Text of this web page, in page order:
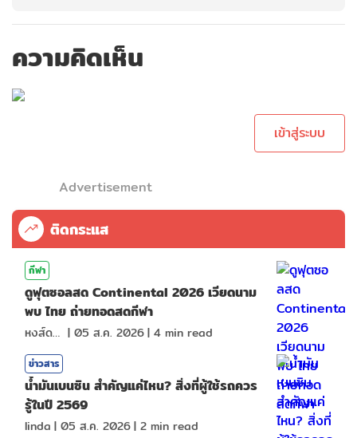
ความคิดเห็น
เข้าสู่ระบบ
Advertisement
ติดกระแส
กีฬา
ดูฟุตซอลสด Continental 2026 เวียดนาม
พบ ไทย ถ่ายทอดสดกีฬา
หงส์ดรุณ | 05 ส.ค. 2026| 4 min read
ข่าวสาร
น้ำมันเบนซิน สำคัญแค่ไหน? สิ่งที่ผู้ใช้รถควร
รู้ในปี 2569
linda | 05 ส.ค. 2026| 2 min read